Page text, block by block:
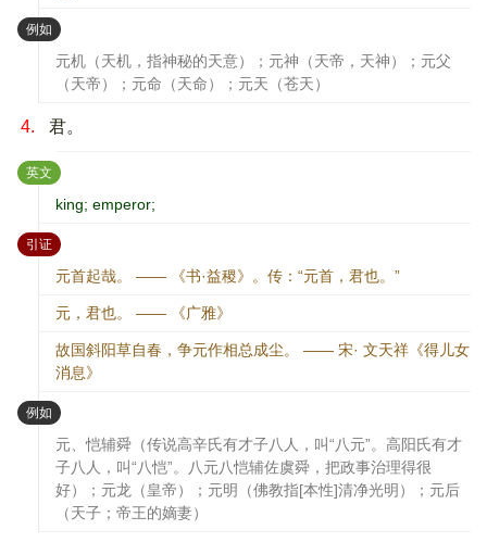
例如 ：
元机（天机，指神秘的天意）；元神（天帝，天神）；元父
（天帝）；元命（天命）；元天（苍天）
4. 君。
英文 ：
king; emperor;
引证：
元首起哉。 —— 《书·益稷》。传：“元首，君也。”
元，君也。 —— 《广雅》
故国斜阳草自春，争元作相总成尘。 —— 宋· 文天祥《得儿女
消息》
例如 ：
元、恺辅舜（传说高辛氏有才子八人，叫“八元”。高阳氏有才
子八人，叫“八恺”。八元八恺辅佐虞舜，把政事治理得很
好）；元龙（皇帝）；元明（佛教指[本性]清净光明）；元后
（天子；帝王的嫡妻）